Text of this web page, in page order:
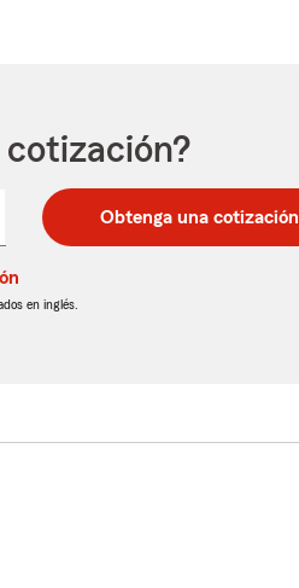
Obtenga una cotización
en inglés.